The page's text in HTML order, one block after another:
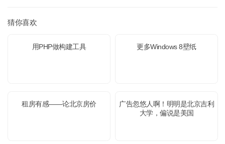
猜你喜欢
用PHP做构建工具 更多Windows 8壁纸
租房有感——论北京房价
广告忽悠人啊！明明是北京吉利
大学，偏说是美国